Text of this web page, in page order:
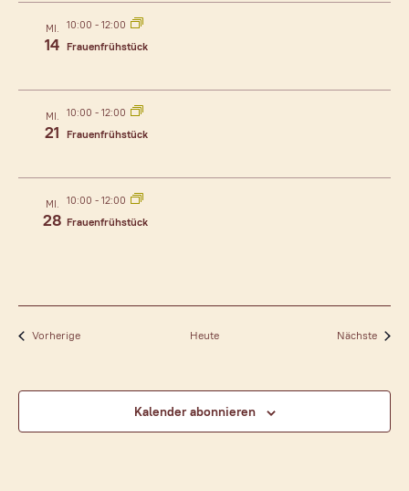
MI.
14
10:00 - 12:00
Frauenfrühstück
MI.
21
10:00 - 12:00
Frauenfrühstück
MI.
28
10:00 - 12:00
Frauenfrühstück
VorherigeVeranstaltungen Heute Nächste
Kalender abonnieren